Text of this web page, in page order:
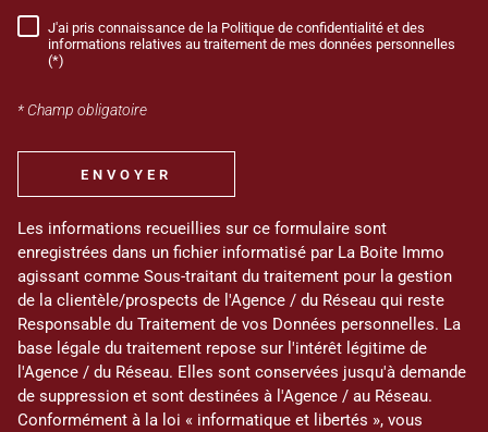
RÈGLEMENTATION
J'ai pris connaissance de la Politique de confidentialité et des
informations relatives au traitement de mes données personnelles
(*)
* Champ obligatoire
ENVOYER
Les informations recueillies sur ce formulaire sont
enregistrées dans un fichier informatisé par La Boite Immo
agissant comme Sous-traitant du traitement pour la gestion
de la clientèle/prospects de l'Agence / du Réseau qui reste
Responsable du Traitement de vos Données personnelles. La
base légale du traitement repose sur l'intérêt légitime de
l'Agence / du Réseau. Elles sont conservées jusqu'à demande
de suppression et sont destinées à l'Agence / au Réseau.
Conformément à la loi « informatique et libertés », vous